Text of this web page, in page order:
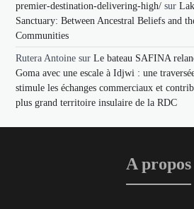
premier-destination-delivering-high/ sur
Sanctuary: Between Ancestral Beliefs and
Communities
Rutera Antoine surLe bateau SAFINA
Goma avec une escale à Idjwi : une
stimule les échanges commerciaux et
plus grand territoire insulaire de la RDC
A propos